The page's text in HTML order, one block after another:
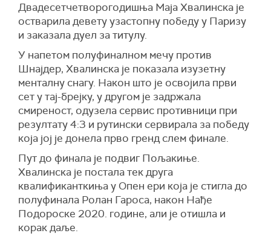
Двадесетчетворогодишња Маја Хвалинска је
остварила девету узастопну победу у Паризу
и заказала дуел за титулу.
У напетом полуфиналном мечу против
Шнајдер, Хвалинска је показала изузетну
менталну снагу. Након што је освојила први
сет у тај-брејку, у другом је задржала
смиреност, одузела сервис противници при
резултату 4:3 и рутински сервирала за победу
која јој је донела прво гренд слем финале.
Пут до финала је подвиг Пољакиње.
Хвалинска је постала тек друга
квалификанткиња у Опен ери која је стигла до
полуфинала Ролан Гароса, након Нађе
Подороске 2020. године, али је отишла и
корак даље.